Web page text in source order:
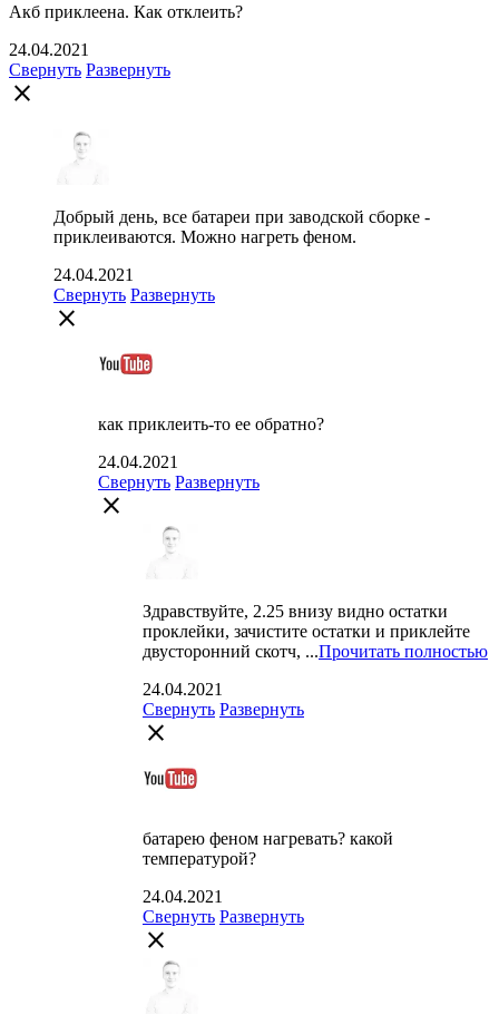
Акб приклеена. Как отклеить?
24.04.2021
Свернуть Развернуть
close
Добрый день, все батареи при заводской сборке -
приклеиваются. Можно нагреть феном.
24.04.2021
Свернуть Развернуть
close
как приклеить-то ее обратно?
24.04.2021
Свернуть Развернуть
close
Здравствуйте, 2.25 внизу видно остатки
проклейки, зачистите остатки и приклейте
двусторонний скотч, ...Прочитать полностью
24.04.2021
Свернуть Развернуть
close
батарею феном нагревать? какой
температурой?
24.04.2021
Свернуть Развернуть
close